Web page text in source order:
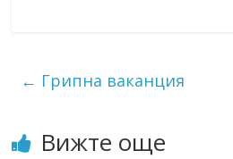
← Грипна ваканция
Вижте още